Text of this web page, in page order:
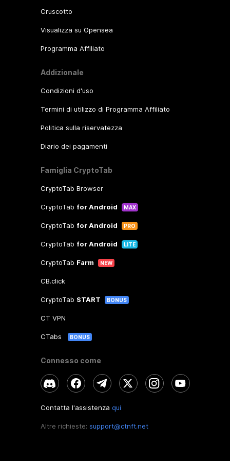
Cruscotto
Visualizza su Opensea
Programma Affiliato
Addizionale
Condizioni d'uso
Termini di utilizzo di Programma Affiliato
Politica sulla riservatezza
Diario dei pagamenti
Famiglia CryptoTab
CryptoTab Browser
CryptoTab for Android MAX
CryptoTab for Android PRO
CryptoTab for Android LITE
CryptoTab Farm NEW
CB.click
CryptoTab START BONUS
CT VPN
CTabs BONUS
Connesso come
Contatta l'assistenza qui
Altre richieste: support@ctnft.net